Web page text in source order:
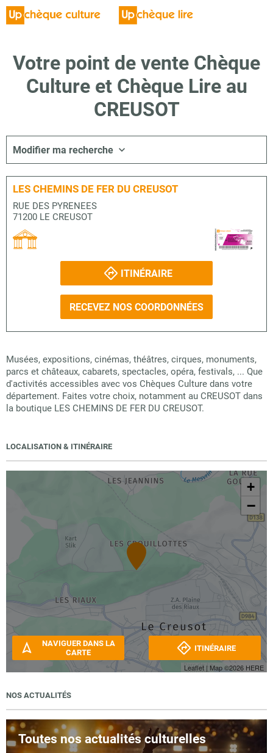
Votre point de vente Chèque
Culture et Chèque Lire au
CREUSOT
Modifier ma recherche
LES CHEMINS DE FER DU CREUSOT
RUE DES PYRENEES
71200 LE CREUSOT
ITINÉRAIRE
RECEVEZ NOS COORDONNÉES
Musées, expositions, cinémas, théâtres, cirques, monuments,
parcs et châteaux, cabarets, spectacles, opéra, festivals, ... Que
d'activités accessibles avec vos Chèques Culture dans votre
département. Faites votre choix, notamment au CREUSOT dans
la boutique LES CHEMINS DE FER DU CREUSOT.
LOCALISATION & ITINÉRAIRE
+
−
Leaflet | Map ©2026 HERE
NAVIGUER DANS LA
CARTE
ITINÉRAIRE
NOS ACTUALITÉS
Toutes nos actualités culturelles